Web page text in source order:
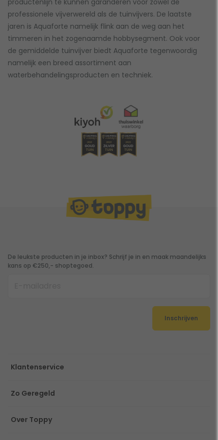
productenlijn te kunnen garanderen voor zowel de
professionele vijverwereld als de tuinvijvers. De laatste
jaren is Aquaforte namelijk flink aan de weg aan het
timmeren in het zogenaamde hobbysegment. Ook voor
de gemiddelde tuinvijver biedt Aquaforte tegenwoordig
namelijk een breed assortiment aan
waterbehandelingsproducten en techniek.
De leukste producten in je inbox? Schrijf je in en maak maandelijks
kans op €250,- shoptegoed.
Inschrijven
Klantenservice
Zo Geregeld
Over Toppy